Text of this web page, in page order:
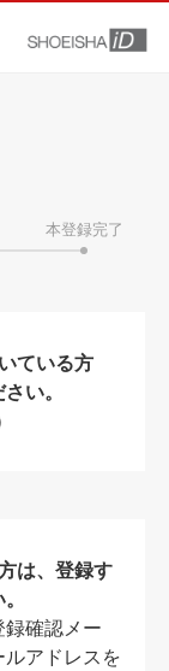
本登録完了
ている方
い。
は、登録す
確認メー
アドレスを